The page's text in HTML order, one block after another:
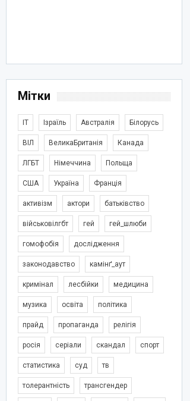
Мітки
IT Ізраїль Австралія Білорусь
ВІЛ ВеликаБританія Канада
ЛГБТ Німеччина Польща
США Україна Франція
активізм актори батьківство
військовілгбт гей гей_шлюби
гомофобія дослідження
законодавство камінґ_аут
кримінал лесбійки медицина
музика освіта політика
прайд пропаганда релігія
росія серіали скандал спорт
статистика суд тв
толерантність трансгендер